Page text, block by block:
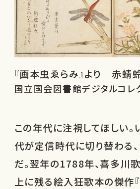
『画本虫ゑらみ』より 赤蜻
国立国会図書館デジタルコレ
この年代に注視してほしい。
代が定信時代に切り替わる
だ。翌年の1788年、喜多川
上に残る絵入狂歌本の傑作